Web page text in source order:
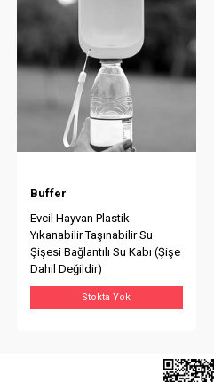
Buffer
Evcil Hayvan Plastik
Yıkanabilir Taşınabilir Su
Şişesi Bağlantılı Su Kabı (Şişe
Dahil Değildir)
Stokta Yok